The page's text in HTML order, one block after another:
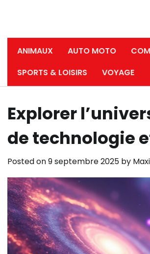
ANIMAUX AUTO MOTO
SPORTS & LOISIRS
VOYAGE
Explorer
de technologie
Posted on9 septembre 2025 by